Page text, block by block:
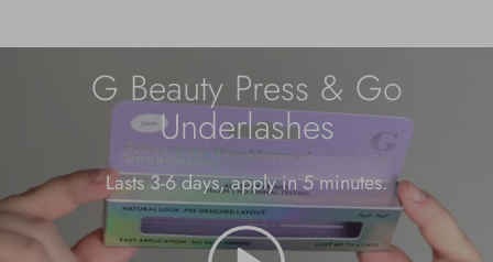
G Beauty Press & Go
Underlashes
Lasts 3-6 days, apply in 5 minutes.
pelata